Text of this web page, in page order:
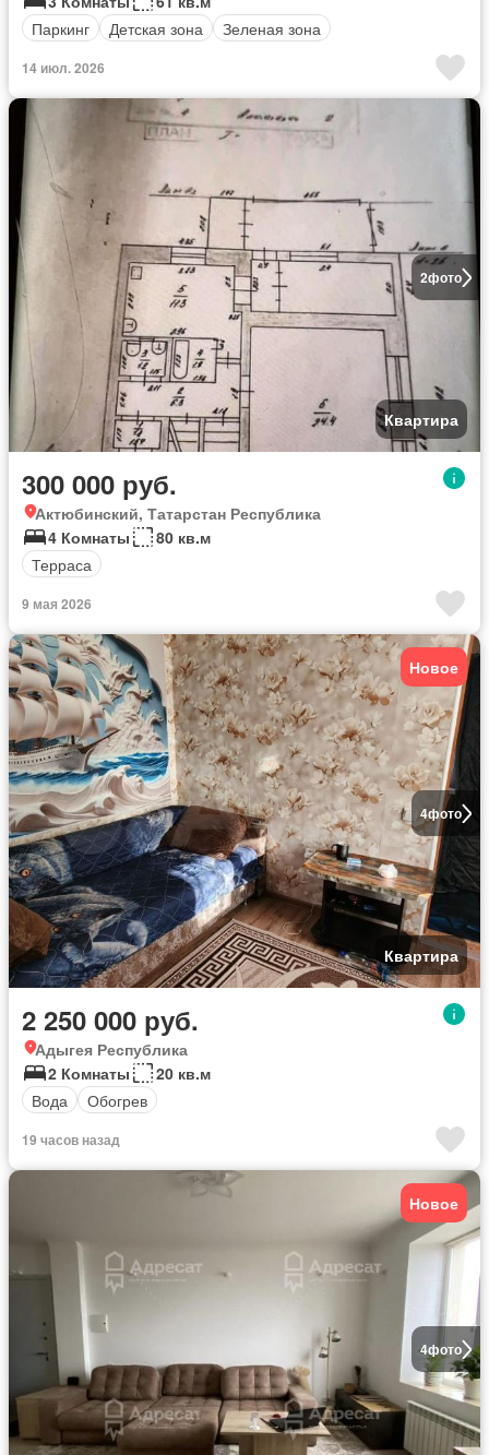
Паркинг
Детская зона Зеленая зона
14 июл. 2026
2фото
Квартира
300 000 руб.
Актюбинский, Татарстан Республика
4 Комнаты
80 кв.м
Терраса
9 мая 2026
4фото
Новое
Квартира
2 250 000 руб.
Адыгея Республика
2 Комнаты
20 кв.м
Вода
Обогрев
19 часов назад
4фото
Новое